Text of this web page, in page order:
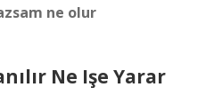
ne olur
Ne Işe Yarar